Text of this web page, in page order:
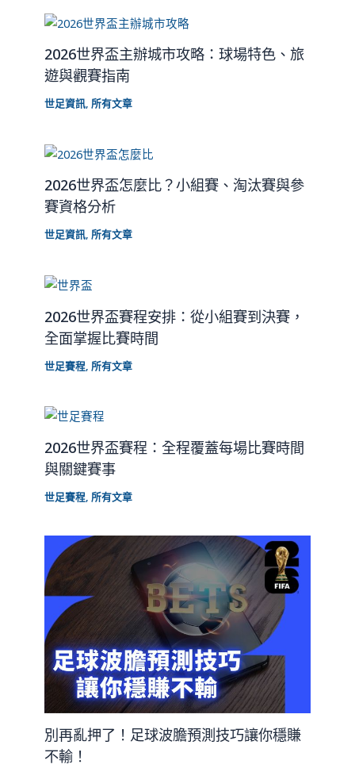
2026世界盃主辦城市攻略：球場特色、旅
遊與觀賽指南
世足資訊,所有文章
2026世界盃怎麼比？小組賽、淘汰賽與參
賽資格分析
世足資訊,所有文章
2026世界盃賽程安排：從小組賽到決賽，
全面掌握比賽時間
世足賽程 所有文章
2026世界盃賽程：全程覆蓋每場比賽時間
與關鍵賽事
世足賽程,所有文章
別再亂押了！足球波膽預測技巧讓你穩賺
不輸！